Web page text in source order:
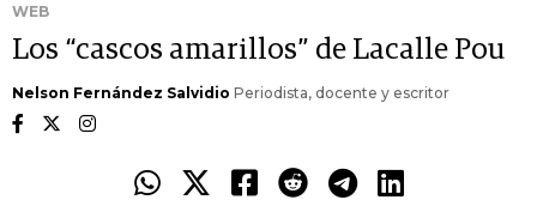
WEB
Los “cascos amarillos” de Lacalle Pou
Nelson Fernández Salvidio Periodista, docente y escritor